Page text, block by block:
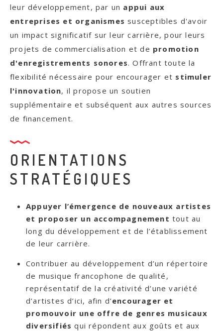
leur développement, par un appui aux
entreprises et organismes susceptibles d'avoir
un impact significatif sur leur carrière, pour leurs
projets de commercialisation et de promotion
d'enregistrements sonores. Offrant toute la
flexibilité nécessaire pour encourager et stimuler
l'innovation, il propose un soutien
supplémentaire et subséquent aux autres sources
de financement.
ORIENTATIONS
STRATÉGIQUES
Appuyer l’émergence de nouveaux artistes
et proposer un accompagnement tout au
long du développement et de l’établissement
de leur carrière.
Contribuer au développement d’un répertoire
de musique francophone de qualité,
représentatif de la créativité d’une variété
d’artistes d’ici, afin d’encourager et
promouvoir une offre de genres musicaux
diversifiésqui répondent aux goûts et aux